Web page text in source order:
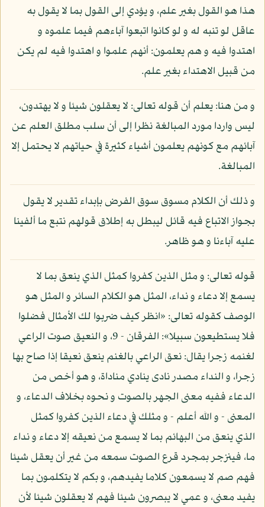
هذا هو القول بغير علم، و يؤدي إلى القول بما لا يقول به
عاقل لو تنبه له و لو كانوا اتبعوا آباءهم فيما علموه و
اهتدوا فيه و هم يعلمون: أنهم علموا و اهتدوا فيه لم يكن
من قبيل الاهتداء بغير علم.
و من هنا: يعلم أن قوله تعالى: لا يعقلون شيئا و لا يهتدون،
ليس واردا مورد المبالغة نظرا إلى أن سلب مطلق العلم عن
آبائهم مع كونهم يعلمون أشياء كثيرة في حياتهم لا يحتمل إلا
المبالغة.
و ذلك أن الكلام مسوق سوق الفرض بإبداء تقدير لا يقول
بجواز الاتباع فيه قائل ليبطل به إطلاق قولهم نتبع ما ألفينا
عليه آباءنا و هو ظاهر.
قوله تعالى: و مثل الذين كفروا كمثل الذي ينعق بما لا
يسمع إلا دعاء و نداء، المثل هو الكلام السائر و المثل هو
الوصف كقوله تعالى: «انظر كيف ضربوا لك الأمثال فضلوا
فلا يستطيعون سبيلا»: الفرقان - 9، و النعيق صوت الراعي
لغنمه زجرا يقال: نعق الراعي بالغنم ينعق نعيقا إذا صاح بها
زجرا، و النداء مصدر نادى ينادي مناداة، و هو أخص من
الدعاء ففيه معنى الجهر بالصوت و نحوه بخلاف الدعاء، و
المعنى - و الله أعلم - و مثلك في دعاء الذين كفروا كمثل
الذي ينعق من البهائم بما لا يسمع من نعيقه إلا دعاء و نداء
ما، فينزجر بمجرد قرع الصوت سمعه من غير أن يعقل شيئا
فهم صم لا يسمعون كلاما يفيدهم، و بكم لا يتكلمون بما
يفيد معنى، و عمي لا يبصرون شيئا فهم لا يعقلون شيئا لأن